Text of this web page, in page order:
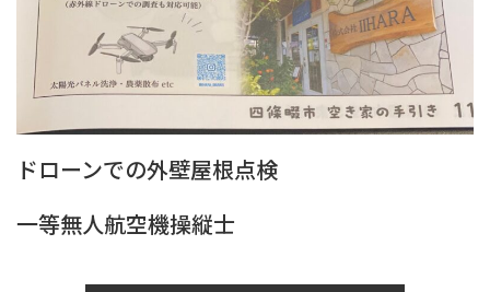
ドローンでの外壁屋根点検
一等無人航空機操縦士